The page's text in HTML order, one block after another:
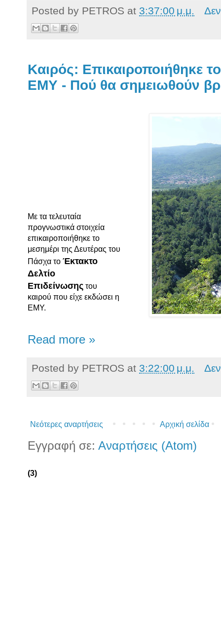
Posted by PETROS at 3:37:00 μ.μ.
Kαιρός: Επικαιροποιήθηκε
ΕΜΥ - Πού θα σημειωθούν
Με τα τελευταία
προγνωστικά στοιχεία
επικαιροποιήθηκε το
μεσημέρι της Δευτέρας του
Πάσχα το Έκτακτο
Δελτίο
Επιδείνωσης του
καιρού που είχε εκδώσει η
ΕΜΥ.
Read more »
Posted by PETROS at 3:22:00 μ.μ.
Νεότερες αναρτήσεις Αρχική σελίδα
Εγγραφή σε: Αναρτήσεις (Atom)
(3)